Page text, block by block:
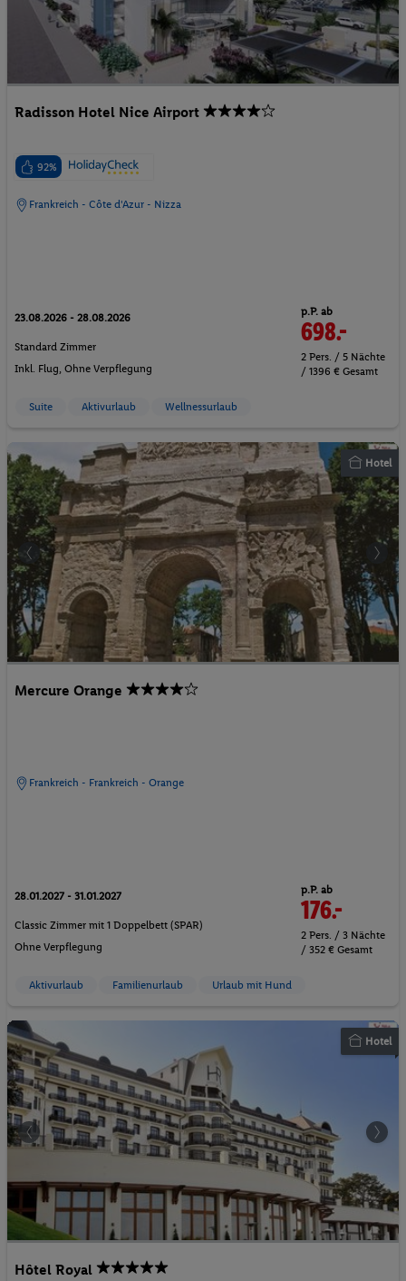
Radisson Hotel Nice Airport
92%
Frankreich - Côte d'Azur - Nizza
23.08.2026 - 28.08.2026
Standard Zimmer
Inkl. Flug, Ohne Verpflegung
p.P. ab
698.-
2 Pers. / 5 Nächte
/ 1396 € Gesamt
Suite Aktivurlaub Wellnessurlaub
Hotel
Mercure Orange
Frankreich - Frankreich - Orange
28.01.2027 - 31.01.2027
Classic Zimmer mit 1 Doppelbett (SPAR)
Ohne Verpflegung
p.P. ab
176.-
2 Pers. / 3 Nächte
/ 352 € Gesamt
Aktivurlaub Familienurlaub Urlaub mit Hund
Hotel
Hôtel Royal